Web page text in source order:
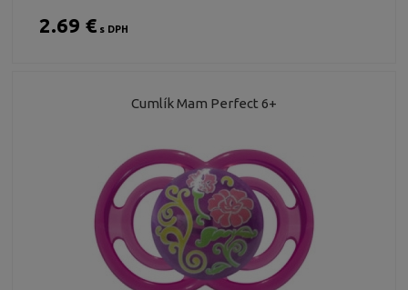
2.69 €s DPH
Cumlík Mam Perfect 6+